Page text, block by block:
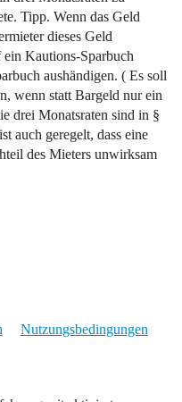
Tipp. Wenn das Geld
dieses Geld
Kautions-Sparbuch
aushändigen. ( Es soll
wenn statt Bargeld nur ein
drei Monatsraten sind in §
auch geregelt, dass eine
des Mieters unwirksam
Nutzungsbedingungen